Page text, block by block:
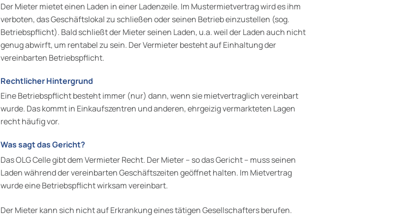
Der Mieter mietet einen Laden in einer Ladenzeile. Im Mustermietvertrag wird es ihm
verboten, das Geschäftslokal zu schließen oder seinen Betrieb einzustellen (sog.
Betriebspflicht). Bald schließt der Mieter seinen Laden, u.a. weil der Laden auch nicht
genug abwirft, um rentabel zu sein. Der Vermieter besteht auf Einhaltung der
vereinbarten Betriebspflicht.
Rechtlicher Hintergrund
Eine Betriebspflicht besteht immer (nur) dann, wenn sie mietvertraglich vereinbart
wurde. Das kommt in Einkaufszentren und anderen, ehrgeizig vermarkteten Lagen
recht häufig vor.
Was sagt das Gericht?
Das OLG Celle gibt dem Vermieter Recht. Der Mieter – so das Gericht – muss seinen
Laden während der vereinbarten Geschäftszeiten geöffnet halten. Im Mietvertrag
wurde eine Betriebspflicht wirksam vereinbart.
Der Mieter kann sich nicht auf Erkrankung eines tätigen Gesellschafters berufen.